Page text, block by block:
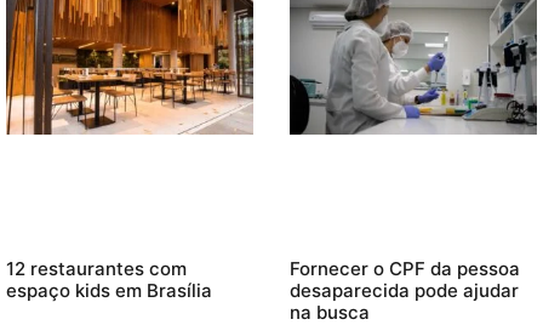
12 restaurantes com
espaço kids em Brasília
Fornecer o CPF da pessoa
desaparecida pode ajudar
na busca